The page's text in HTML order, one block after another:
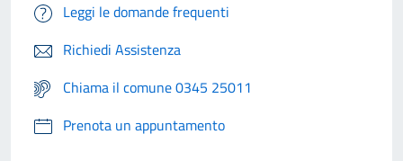
Leggi le domande frequenti
Richiedi Assistenza
Chiama il comune 0345 25011
Prenota un appuntamento